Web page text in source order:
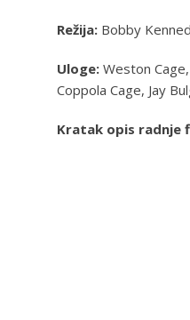
Režija: Bobby
Uloge: Weston
Coppola Cage, Jay
Kratak opis radnje